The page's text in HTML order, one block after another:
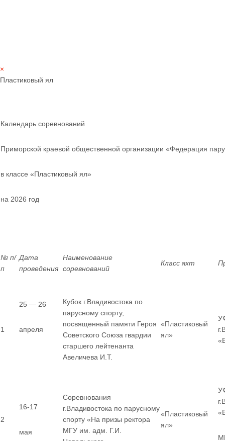
×
Пластиковый ял
Календарь соревнований
Приморской краевой общественной организации «Федерация
в классе «Пластиковый ял»
на 2026 год
№ п/
п
Дата
проведения
Наименование
соревнований
Класс яхт
1
25 — 26
апреля
Кубок г.Владивостока по
парусному спорту,
посвященный памяти Героя
Советского Союза гвардии
старшего лейтенанта
Авеличева И.Т.
«Пластиковый
ял»
2
16-17
мая
Соревнования
г.Владивостока по парусному
спорту «На призы ректора
МГУ им. адм. Г.И.
«Пластиковый
ял»